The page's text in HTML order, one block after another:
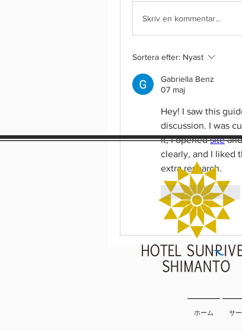
Skriv en kommentar...
Sortera efter: Nyast
Gabriella Benz
07 maj
Hey! I saw this
discussion. I was
it, I opened site
clearly, and I liked
extra research.
Gilla Svara
ホーム サ